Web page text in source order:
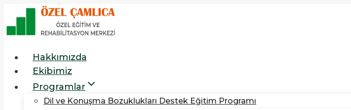
to
content
Hakkımızda
Ekibimiz
Programlar
Dil ve Konuşma Bozuklukları Destek Eğitim Programı